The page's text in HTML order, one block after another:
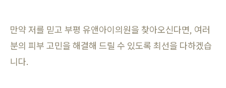
만약 저를 믿고 부평 유앤아이의원을 찾아오신다면, 여러
분의 피부 고민을 해결해 드릴 수 있도록 최선을 다하겠습
니다.